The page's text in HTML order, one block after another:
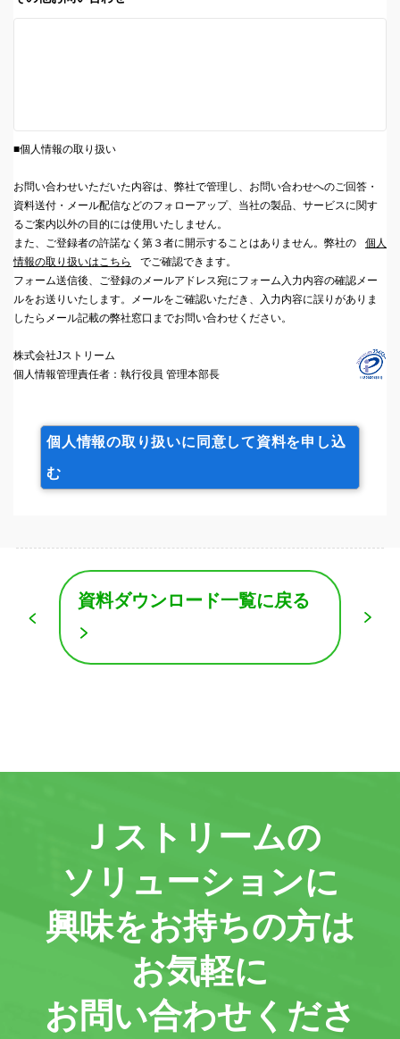
■個人情報の取り扱い
お問い合わせいただいた内容は、弊社で管理し、お問い合わせへのご回答・
資料送付・メール配信などのフォローアップ、当社の製品、サービスに関す
るご案内以外の目的には使用いたしません。
また、ご登録者の許諾なく第３者に開示することはありません。弊社の
個人
情報の取り扱いはこちら
でご確認できます。
フォーム送信後、ご登録のメールアドレス宛にフォーム入力内容の確認メー
ルをお送りいたします。メールをご確認いただき、入力内容に誤りがありま
したらメール記載の弊社窓口までお問い合わせください。
株式会社Jストリーム
個人情報管理責任者：執行役員 管理本部長
個人情報の取り扱いに同意して資料を申し込
む
資料ダウンロード一覧に戻る
Ｊストリームの
ソリューションに
興味をお持ちの方は
お気軽に
お問い合わせくださ